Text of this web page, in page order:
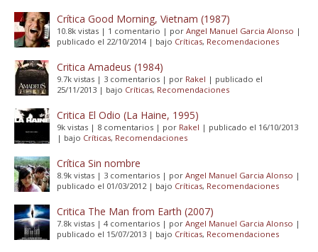
Crítica Good Morning, Vietnam (1987)
10.8k vistas | 1 comentario | por Angel Manuel Garcia Alonso |
publicado el 22/10/2014| bajo Críticas, Recomendaciones
Critica Amadeus (1984)
9.7k vistas | 3 comentarios | por Rakel | publicado el
25/11/2013 | bajo Críticas, Recomendaciones
Critica El Odio (La Haine, 1995)
9k vistas | 8 comentarios | por Rakel | publicado el 16/10/2013
| bajo Críticas, Recomendaciones
Crítica Sin nombre
8.9k vistas | 3 comentarios | por Angel Manuel Garcia Alonso |
publicado el 01/03/2012| bajo Críticas, Recomendaciones
Critica The Man from Earth (2007)
7.8k vistas | 4 comentarios | por Angel Manuel Garcia Alonso |
publicado el 15/07/2013 | bajo Críticas, Recomendaciones